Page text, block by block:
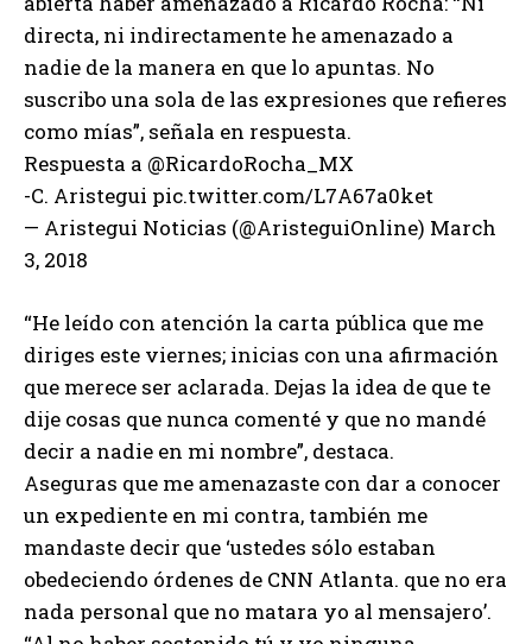
directa, ni indirectamente he amenazado a
nadie de la manera en que lo apuntas. No
suscribo una sola de las expresiones que refieres
como mías”, señala en respuesta.
Respuesta a @RicardoRocha_MX
-C. Aristegui pic.twitter.com/L7A67a0ket
— Aristegui Noticias (@AristeguiOnline) March
3, 2018
“He leído con atención la carta pública que me
diriges este viernes; inicias con una afirmación
que merece ser aclarada. Dejas la idea de que te
dije cosas que nunca comenté y que no mandé
decir a nadie en mi nombre”, destaca.
Aseguras que me amenazaste con dar a conocer
un expediente en mi contra, también me
mandaste decir que ‘ustedes sólo estaban
obedeciendo órdenes de CNN Atlanta. que no era
nada personal que no matara yo al mensajero’.